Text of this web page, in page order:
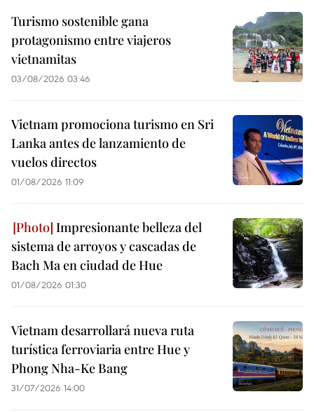
Turismo sostenible gana
protagonismo entre viajeros
vietnamitas
03/08/2026 03:46
Vietnam promociona turismo en Sri
Lanka antes de lanzamiento de
vuelos directos
01/08/2026 11:09
Impresionante belleza del
sistema de arroyos y cascadas de
Bach Ma en ciudad de Hue
01/08/2026 01:30
Vietnam desarrollará nueva ruta
turística ferroviaria entre Hue y
Phong Nha-Ke Bang
31/07/2026 14:00